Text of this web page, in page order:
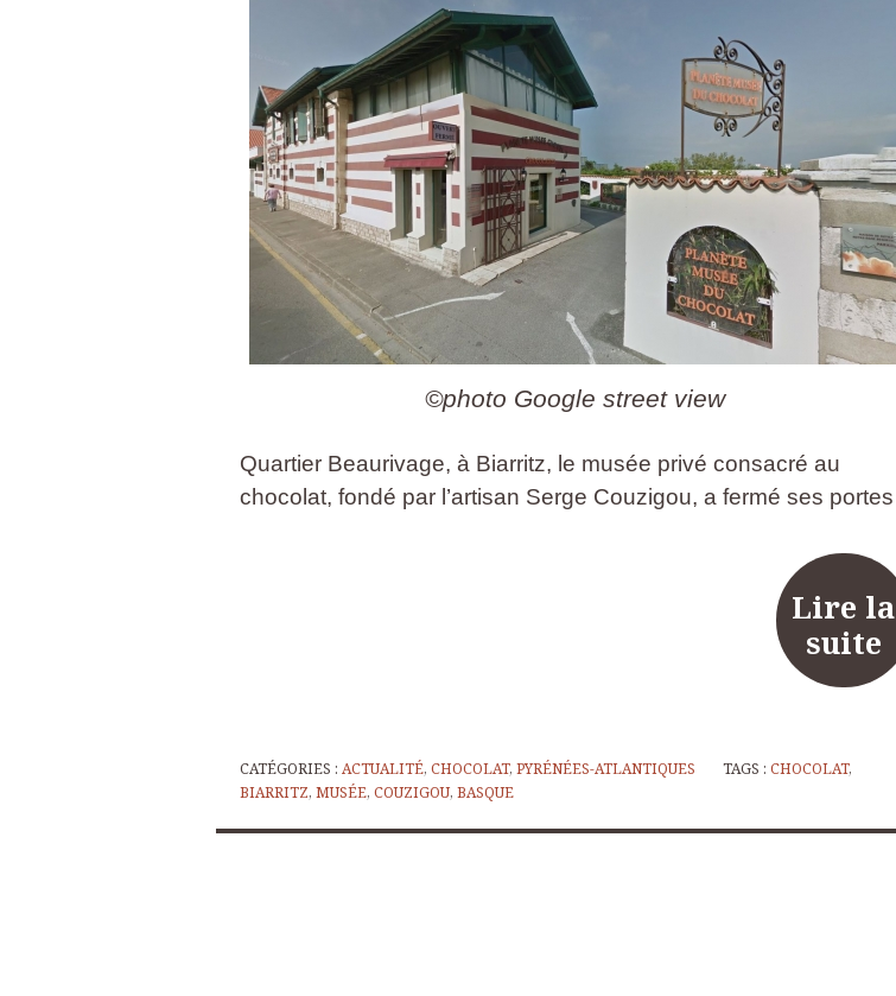
©photo Google street view
Quartier Beaurivage, à Biarritz, le musée privé consacré au
chocolat, fondé par l’artisan Serge Couzigou, a fermé ses portes
Lire la
suite
CATÉGORIES : ACTUALITÉ, CHOCOLAT, PYRÉNÉES-ATLANTIQUES TAGS : CHOCOLAT,
BIARRITZ, MUSÉE, COUZIGOU, BASQUE